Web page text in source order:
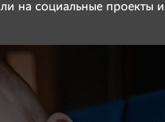
на социальные проекты